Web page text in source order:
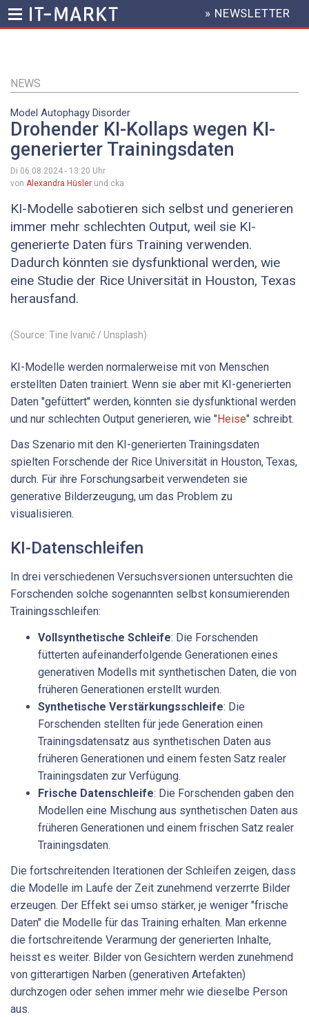
Inhalt
HEADER
MENU
» NEWSLETTER
NEWS
Model Autophagy Disorder
Drohender KI-Kollaps wegen KI-
generierter Trainingsdaten
Di 06.08.2024 - 13:20 Uhr
von Alexandra Hüsler und cka
KI-Modelle sabotieren sich selbst und generieren
immer mehr schlechten Output, weil sie KI-
generierte Daten fürs Training verwenden.
Dadurch könnten sie dysfunktional werden, wie
eine Studie der Rice Universität in Houston, Texas
herausfand.
(Source: Tine Ivanič / Unsplash)
KI-Modelle werden normalerweise mit von Menschen
erstellten Daten trainiert. Wenn sie aber mit KI-generierten
Daten "gefüttert" werden, könnten sie dysfunktional werden
und nur schlechten Output generieren, wie "Heise" schreibt.
Das Szenario mit den KI-generierten Trainingsdaten
spielten Forschende der Rice Universität in Houston, Texas,
durch. Für ihre Forschungsarbeit verwendeten sie
generative Bilderzeugung, um das Problem zu
visualisieren.
KI-Datenschleifen
In drei verschiedenen Versuchsversionen untersuchten die
Forschenden solche sogenannten selbst konsumierenden
Trainingsschleifen:
Vollsynthetische Schleife: Die Forschenden
fütterten aufeinanderfolgende Generationen eines
generativen Modells mit synthetischen Daten, die von
früheren Generationen erstellt wurden.
Synthetische Verstärkungsschleife: Die
Forschenden stellten für jede Generation einen
Trainingsdatensatz aus synthetischen Daten aus
früheren Generationen und einem festen Satz realer
Trainingsdaten zur Verfügung.
Frische Datenschleife: Die Forschenden gaben den
Modellen eine Mischung aus synthetischen Daten aus
früheren Generationen und einem frischen Satz realer
Trainingsdaten.
Die fortschreitenden Iterationen der Schleifen zeigen, dass
die Modelle im Laufe der Zeit zunehmend verzerrte Bilder
erzeugen. Der Effekt sei umso stärker, je weniger "frische
Daten" die Modelle für das Training erhalten. Man erkenne
die fortschreitende Verarmung der generierten Inhalte,
heisst es weiter. Bilder von Gesichtern werden zunehmend
von gitterartigen Narben (generativen Artefakten)
durchzogen oder sehen immer mehr wie dieselbe Person
aus.